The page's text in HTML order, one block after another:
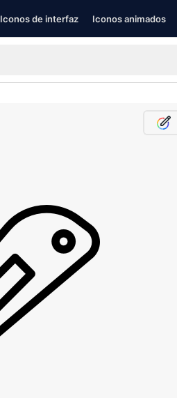
Iconos de interfaz Iconos animados